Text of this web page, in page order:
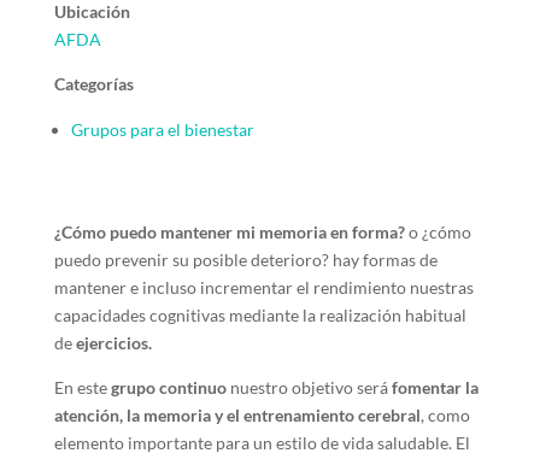
Ubicación
AFDA
Categorías
Grupos para el bienestar
¿Cómo puedo mantener mi memoria en forma?o ¿cómo
puedo prevenir su posible deterioro? hay formas de
mantener e incluso incrementar el rendimiento nuestras
capacidades cognitivas mediante la realización habitual
deejercicios.
En estegrupo continuonuestro objetivo seráfomentar la
atención, la memoria y el entrenamiento cerebral, como
elemento importante para un estilo de vida saludable. El